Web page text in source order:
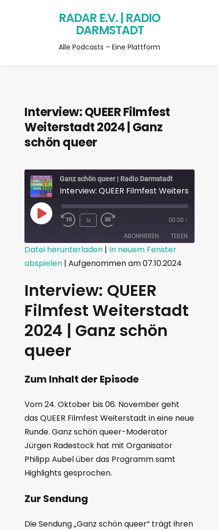
RADAR E.V. | RADIO
DARMSTADT
Alle Podcasts – Eine Plattform
Interview: QUEER Filmfest
Weiterstadt 2024 | Ganz
schön queer
Ganz schön queer | Radio Darmstadt
1x 00:00 /
ABONNIEREN TEILEN
RSS FEED
TEILEN
LINK
EMBED
Datei herunterladen | In neuem Fenster
abspielen | Aufgenommen am 07.10.2024
Interview: QUEER
Filmfest Weiterstadt
2024 | Ganz schön
queer
Zum Inhalt der Episode
Vom 24. Oktober bis 06. November geht
das QUEER Filmfest Weiterstadt in eine neue
Runde. Ganz schön queer-Moderator
Jürgen Radestock hat mit Organisator
Philipp Aubel über das Programm samt
Highlights gesprochen.
Zur Sendung
Die Sendung „Ganz schön queer“ trägt ihren